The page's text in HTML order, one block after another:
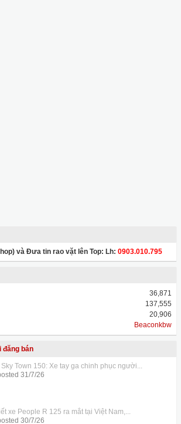
và Đưa tin rao vặt lên Top: Lh: 0903.010.795
36,871
137,555
20,906
Beaconkbw
đăng bán
Sky Town 150: Xe tay ga chinh phục người...
31/7/26
xe People R 125 ra mắt tại Việt Nam,...
30/7/26